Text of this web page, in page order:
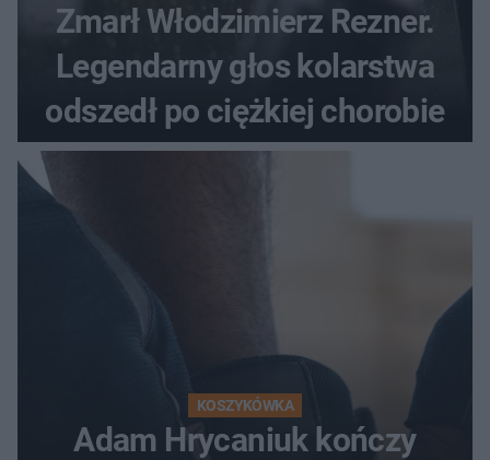
Zmarł Włodzimierz Rezner.
Legendarny głos kolarstwa
odszedł po ciężkiej chorobie
KOSZYKÓWKA
Adam Hrycaniuk kończy